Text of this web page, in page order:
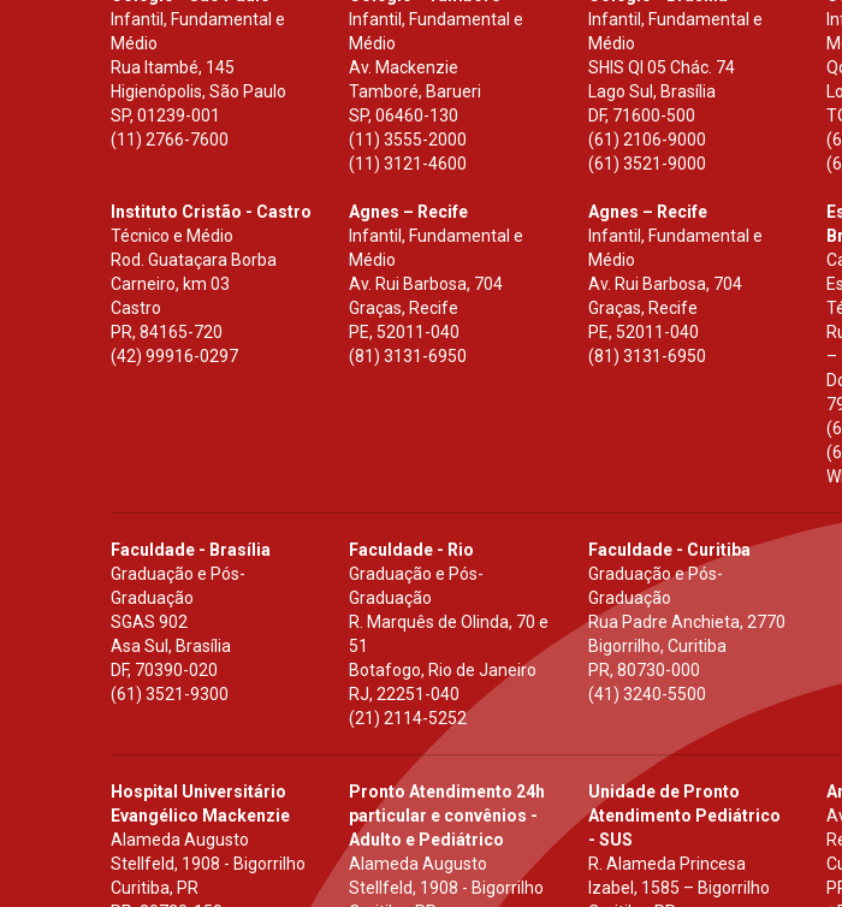
Infantil, Fundamental e
Médio
Rua Itambé, 145
Higienópolis, São Paulo
SP, 01239-001
(11) 2766-7600
Infantil, Fundamental e
Médio
Av. Mackenzie
Tamboré, Barueri
SP,06460-130
(11) 3555-2000
(11) 3121-4600
Infantil, Fundamental e
Médio
SHIS Ql 05 Chác. 74
Lago Sul, Brasília
DF, 71600-500
(61) 2106-9000
(61) 3521-9000
Instituto Cristão - Castro
Técnico e Médio
Rod. Guataçara Borba
Carneiro, km 03
Castro
PR, 84165-720
(42) 99916-0297
Agnes – Recife
Infantil, Fundamental e
Médio
Av. Rui Barbosa, 704
Graças, Recife
PE, 52011-040
(81) 3131-6950
Agnes – Recife
Infantil, Fundamental e
Médio
Av. Rui Barbosa, 704
Graças, Recife
PE, 52011-040
(81) 3131-6950
–
Faculdade - Brasília
Graduação e Pós-
Graduação
SGAS 902
Asa Sul, Brasília
DF, 70390-020
(61) 3521-9300
Faculdade - Rio
Graduação e Pós-
Graduação
R. Marquês de Olinda, 70 e
51
Botafogo, Rio de Janeiro
RJ,22251-040
(21) 2114-5252
Faculdade - Curitiba
Graduação e Pós-
Graduação
Rua Padre Anchieta, 2770
Bigorrilho, Curitiba
PR, 80730-000
(41) 3240-5500
Hospital Universitário
Evangélico Mackenzie
Alameda Augusto
Stellfeld, 1908 - Bigorrilho
Curitiba, PR
Pronto Atendimento 24h
particular e convênios -
Adulto e Pediátrico
Alameda Augusto
Stellfeld, 1908 - Bigorrilho
Unidade de Pronto
Atendimento Pediátrico
- SUS
R. Alameda Princesa
Izabel, 1585 – Bigorrilho